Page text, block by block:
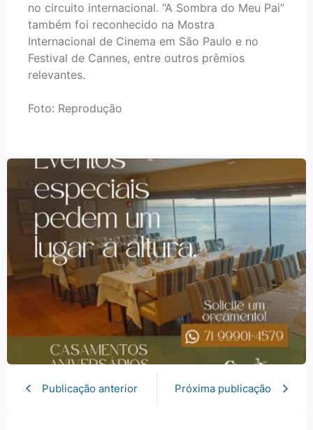
no circuito internacional. “A Sombra do Meu Pai”
também foi reconhecido na Mostra
Internacional de Cinema em São Paulo e no
Festival de Cannes, entre outros prêmios
relevantes.
Foto: Reprodução
Publicação anterior Próxima publicação